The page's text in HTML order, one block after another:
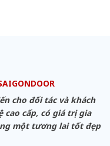
cho đối tác và khách
cao cấp, có giá trị gia
một tương lai tốt đẹp